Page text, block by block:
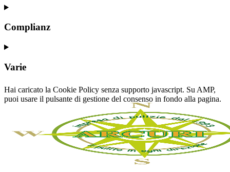
Complianz
Varie
Hai caricato la Cookie Policy senza supporto javascript. Su AMP,
puoi usare il pulsante di gestione del consenso in fondo alla pagina.